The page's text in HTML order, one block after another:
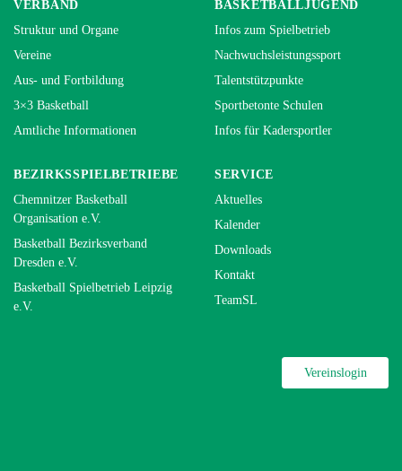
VERBAND
Struktur und Organe
Vereine
Aus- und Fortbildung
3×3 Basketball
Amtliche Informationen
BASKETBALLJUGEND
Infos zum Spielbetrieb
Nachwuchsleistungssport
Talentstützpunkte
Sportbetonte Schulen
Infos für Kadersportler
BEZIRKSSPIELBETRIEBE
Chemnitzer Basketball
Organisation e.V.
Basketball Bezirksverband
Dresden e.V.
Basketball Spielbetrieb Leipzig
e.V.
SERVICE
Aktuelles
Kalender
Downloads
Kontakt
TeamSL
Vereinslogin